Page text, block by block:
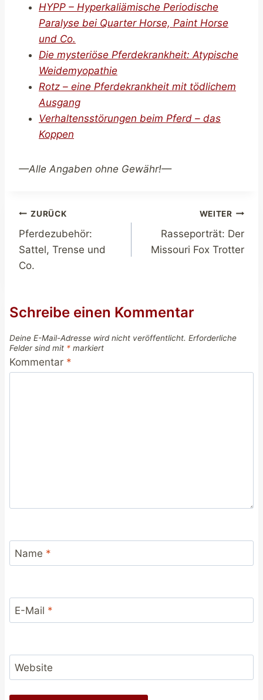
HYPP – Hyperkaliämische Periodische
Paralyse bei Quarter Horse, Paint Horse
und Co.
Die mysteriöse Pferdekrankheit: Atypische
Weidemyopathie
Rotz – eine Pferdekrankheit mit tödlichem
Ausgang
Verhaltensstörungen beim Pferd – das
Koppen
—Alle Angaben ohne Gewähr!—
Beitragsnavigation
ZURÜCK
Pferdezubehör:
Sattel, Trense und
Co.
WEITER
Rasseporträt: Der
Missouri Fox Trotter
Schreibe einen Kommentar
Deine E-Mail-Adresse wird nicht veröffentlicht. Erforderliche
Felder sind mit * markiert
Kommentar *
Name *
E-Mail *
Website